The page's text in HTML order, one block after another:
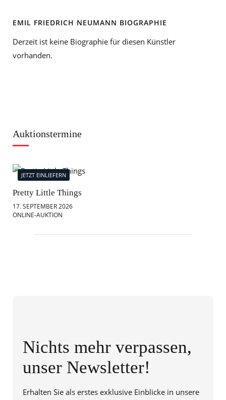
EMIL FRIEDRICH NEUMANN BIOGRAPHIE
Derzeit ist keine Biographie für diesen Künstler
vorhanden.
Auktionstermine
JETZT EINLIEFERN
Pretty Little Things
17. SEPTEMBER 2026
ONLINE-AUKTION
Nichts mehr verpassen,
unser Newsletter!
Erhalten Sie als erstes exklusive Einblicke in unsere